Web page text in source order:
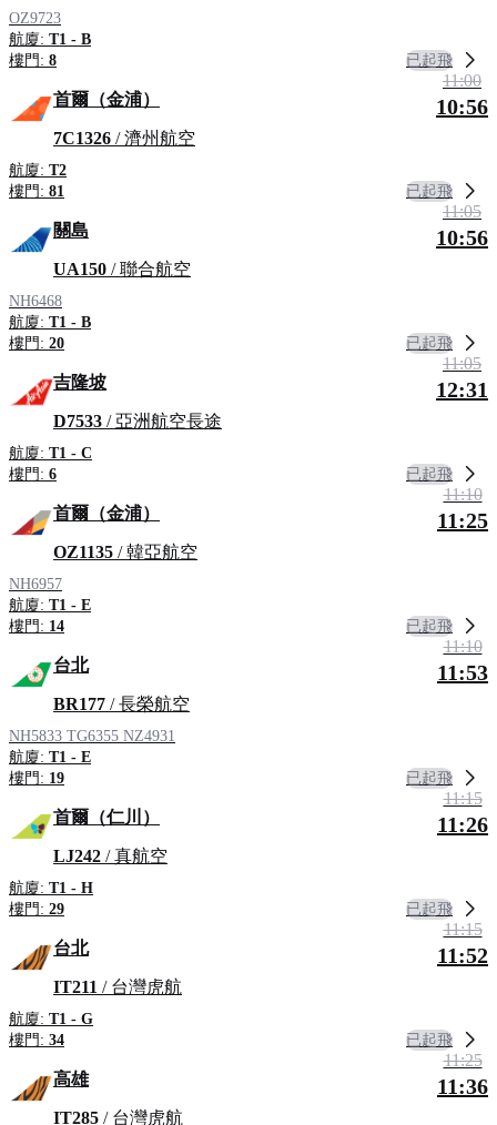
OZ9723
航廈: T1 - B
樓門: 8 已起飛
首爾（金浦）
7C1326 / 濟州航空
航廈: T2
樓門: 81
11:00
10:56
已起飛
關島
UA150 / 聯合航空
NH6468
航廈: T1 - B
樓門: 20
11:05
10:56
已起飛
吉隆坡
D7533 / 亞洲航空長途
航廈: T1 - C
樓門: 6
11:05
12:31
已起飛
首爾（金浦）
OZ1135 / 韓亞航空
NH6957
航廈: T1 - E
樓門: 14
11:10
11:25
已起飛
台北
BR177 / 長榮航空
NH5833 TG6355 NZ4931
航廈: T1 - E
樓門: 19
11:10
11:53
已起飛
首爾（仁川）
LJ242 / 真航空
航廈: T1 - H
樓門: 29
11:15
11:26
已起飛
台北
IT211 / 台灣虎航
航廈: T1 - G
樓門: 34
11:15
11:52
已起飛
高雄
IT285 / 台灣虎航
11:25
11:36